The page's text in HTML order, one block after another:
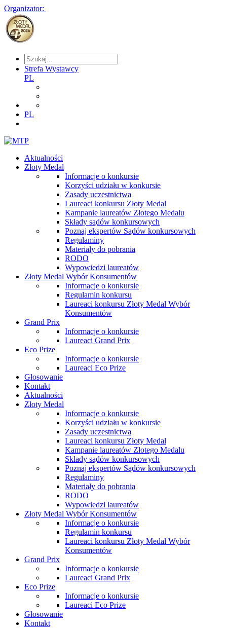
Organizator:
Strefa Wystawcy
PL
PL
Aktualności
Złoty Medal
Informacje o konkursie
Korzyści udziału w konkursie
Zasady uczestnictwa
Laureaci konkursu Złoty Medal
Kampanie laureatów Złotego Medalu
Składy sądów konkursowych
Poznaj ekspertów Sądów konkursowych
Regulaminy
Materiały do pobrania
RODO
Wypowiedzi laureatów
Złoty Medal Wybór Konsumentów
Informacje o konkursie
Regulamin konkursu
Laureaci konkursu Złoty Medal Wybór
Konsumentów
Grand Prix
Informacje o konkursie
Laureaci Grand Prix
Eco Prize
Informacje o konkursie
Laureaci Eco Prize
Głosowanie
Kontakt
Aktualności
Złoty Medal
Informacje o konkursie
Korzyści udziału w konkursie
Zasady uczestnictwa
Laureaci konkursu Złoty Medal
Kampanie laureatów Złotego Medalu
Składy sądów konkursowych
Poznaj ekspertów Sądów konkursowych
Regulaminy
Materiały do pobrania
RODO
Wypowiedzi laureatów
Złoty Medal Wybór Konsumentów
Informacje o konkursie
Regulamin konkursu
Laureaci konkursu Złoty Medal Wybór
Konsumentów
Grand Prix
Informacje o konkursie
Laureaci Grand Prix
Eco Prize
Informacje o konkursie
Laureaci Eco Prize
Głosowanie
Kontakt